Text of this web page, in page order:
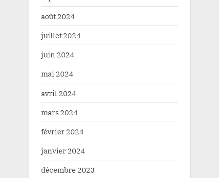
août 2024
juillet 2024
juin 2024
mai 2024
avril 2024
mars 2024
février 2024
janvier 2024
décembre 2023